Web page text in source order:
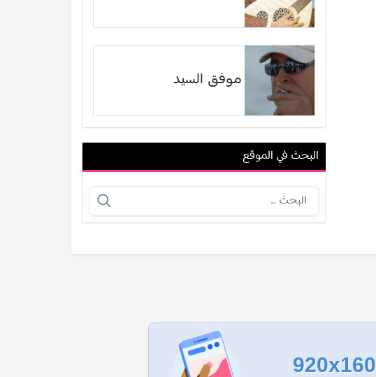
موفق السيد
هلا عون
عرض الكل
البحث في الموقع
920x160